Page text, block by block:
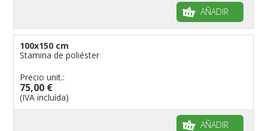
AÑADIR
100x150 cm
Stamina de poliéster
Precio unit.:
75,00 €
(IVA incluída)
AÑADIR